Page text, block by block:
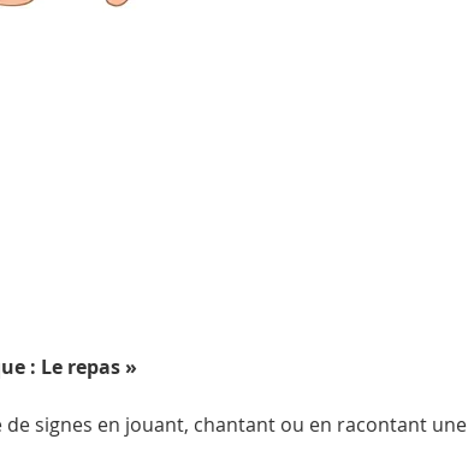
: Le repas »
signes en jouant, chantant ou en racontant une